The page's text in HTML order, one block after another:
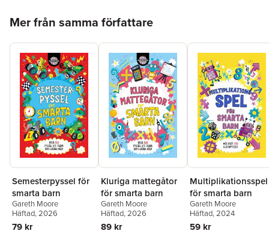
Mer från samma författare
Semesterpyssel för
smarta barn
Gareth Moore
Häftad, 2026
79 kr
Kluriga mattegåtor
för smarta barn
Gareth Moore
Häftad, 2026
89 kr
Multiplikationsspel
för smarta barn
Gareth Moore
Häftad, 2024
59 kr